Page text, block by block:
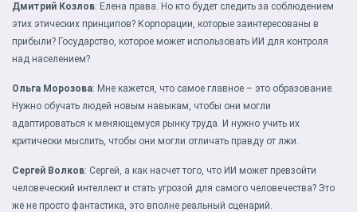
Дмитрий Козлов: Елена права. Но кто будет следить за соблюдением
этих этических принципов? Корпорации, которые заинтересованы в
прибыли? Государство, которое может использовать ИИ для контроля
над населением?
Ольга Морозова: Мне кажется, что самое главное – это образование.
Нужно обучать людей новым навыкам, чтобы они могли
адаптироваться к меняющемуся рынку труда. И нужно учить их
критически мыслить, чтобы они могли отличать правду от лжи.
Сергей Волков: Сергей, а как насчет того, что ИИ может превзойти
человеческий интеллект и стать угрозой для самого человечества? Это
же не просто фантастика, это вполне реальный сценарий.